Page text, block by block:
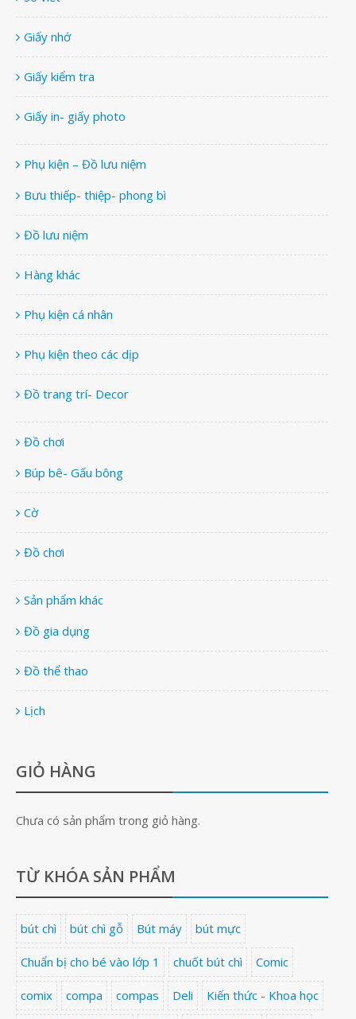
Giấy nhớ
Giấy kiểm tra
Giấy in- giấy photo
Phụ kiện – Đồ lưu niệm
Bưu thiếp- thiệp- phong bì
Đồ lưu niệm
Hàng khác
Phụ kiện cá nhân
Phụ kiện theo các dịp
Đồ trang trí- Decor
Đồ chơi
Búp bê- Gấu bông
Cờ
Đồ chơi
Sản phẩm khác
Đồ gia dụng
Đồ thể thao
Lịch
GIỎ HÀNG
Chưa có sản phẩm trong giỏ hàng.
TỪ KHÓA SẢN PHẨM
bút chì bút chì gỗ Bút máy bút mực
Chuẩn bị cho bé vào lớp 1 chuốt bút chì Comic
comix compa compas Deli Kiến thức - Khoa học